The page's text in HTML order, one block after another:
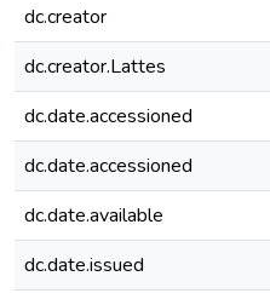
dc.creator
dc.creator.Lattes
dc.date.accessioned
dc.date.accessioned
dc.date.available
dc.date.issued